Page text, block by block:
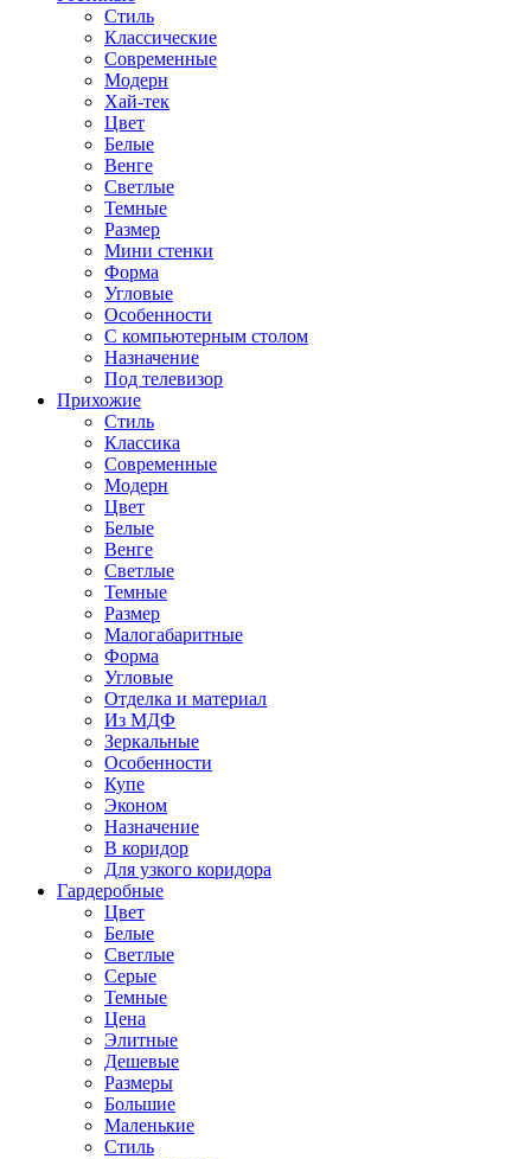
Стиль
Классические
Современные
Модерн
Хай-тек
Цвет
Белые
Венге
Светлые
Темные
Размер
Мини стенки
Форма
Угловые
Особенности
С компьютерным столом
Назначение
Под телевизор
Прихожие
Стиль
Классика
Современные
Модерн
Цвет
Белые
Венге
Светлые
Темные
Размер
Малогабаритные
Форма
Угловые
Отделка и материал
Из МДФ
Зеркальные
Особенности
Купе
Эконом
Назначение
В коридор
Для узкого коридора
Гардеробные
Цвет
Белые
Светлые
Серые
Темные
Цена
Элитные
Дешевые
Размеры
Большие
Маленькие
Стиль